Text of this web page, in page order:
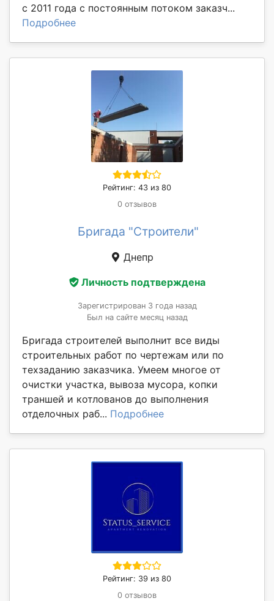
с 2011 года с постоянным потоком заказч...
Подробнее
Рейтинг: 43 из 80
0 отзывов
Бригада "Строители"
Днепр
Личность подтверждена
Зарегистрирован 3 года назад
Был на сайте месяц назад
Бригада строителей выполнит все виды
строительных работ по чертежам или по
техзаданию заказчика. Умеем многое от
очистки участка, вывоза мусора, копки
траншей и котлованов до выполнения
отделочных раб... Подробнее
Рейтинг: 39 из 80
0 отзывов